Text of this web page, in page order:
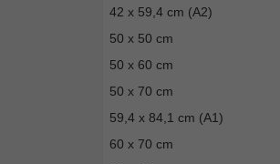
42 x 59,4 cm (A2)
50 x 50 cm
50 x 60 cm
50 x 70 cm
59,4 x 84,1 cm (A1)
60 x 70 cm